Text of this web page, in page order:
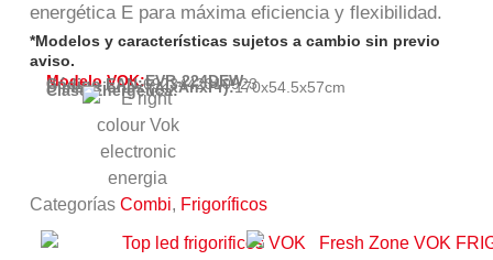
energética E para máxima eficiencia y flexibilidad.
*Modelos y características sujetos a cambio sin previo
aviso.
Modelo VOK:EVR-224DEW
Código EAN:6923442310923
Dimensiones (AlxAnxPr):170x54.5x57cm
Clase Energética:
Categorías Combi, Frigoríficos